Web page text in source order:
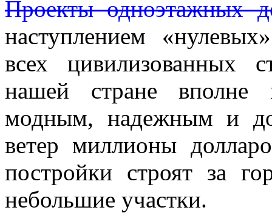
Проекты одноэтажных
наступлением
всех цивилизованных
нашей стране
модным, надежным и
ветер миллионы
постройки строят за
небольшие участки.